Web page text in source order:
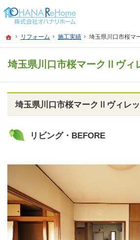
ホーム
リフォーム 施工実績 埼玉県川口市桜マ
埼玉県川口市桜マークⅡヴィ
プロの目線からご提案。神奈川県茅ケ崎市のリフォ
リフォームをお考えなら神奈川県茅ケ崎市の工務店
埼玉県川口市桜マークⅡヴィレ
リビング・BEFORE